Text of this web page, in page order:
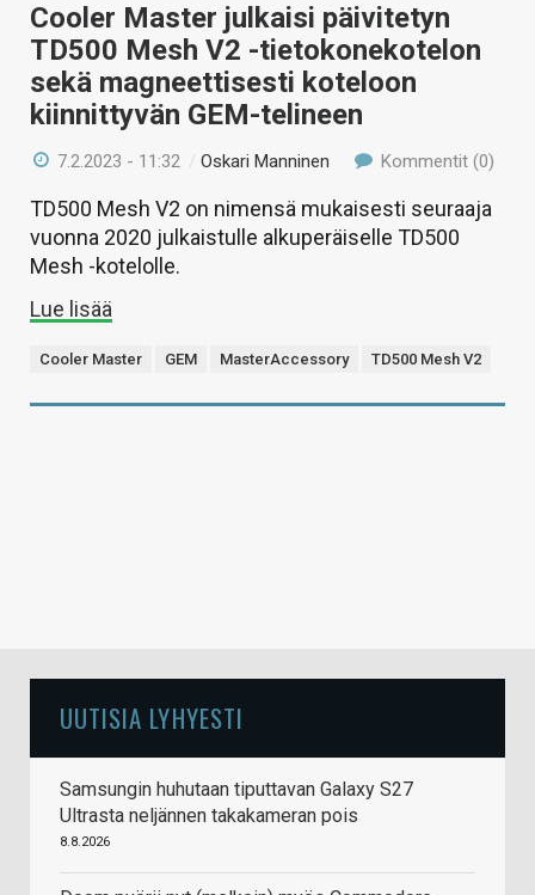
HAKU
Cooler Master julkaisi päivitetyn
TD500 Mesh V2 -tietokonekotelon
sekä magneettisesti koteloon
kiinnittyvän GEM-telineen
7.2.2023 - 11:32 /Oskari Manninen Kommentit (0)
TD500 Mesh V2 on nimensä mukaisesti seuraaja
vuonna 2020 julkaistulle alkuperäiselle TD500
Mesh -kotelolle.
Lue lisää
Cooler Master GEM MasterAccessory TD500 Mesh V2
UUTISIA LYHYESTI
Samsungin huhutaan tiputtavan Galaxy S27
Ultrasta neljännen takakameran pois
8.8.2026